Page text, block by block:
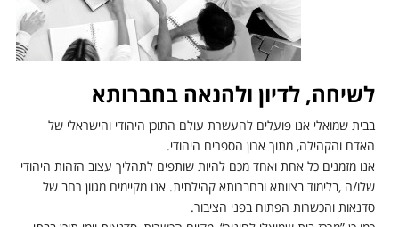
לשיחה, לדיון ולהנאה בחברותא
בבית שמואלי אנו פועלים להעשרת עולם התוכן היהודי והישראלי של
האדם והקהילה, מתוך ארון הספרים היהודי.
אנו מזמנים כל אחת ואחד מכם להיות שותפים לתהליך עצוב הזהות היהודי
שלו/ה ,בלימוד בצוותא ובחברותא קהילתית. אנו מקיימים מגוון רחב של
סדנאות והכשרות הפתוח בפני הציבור.